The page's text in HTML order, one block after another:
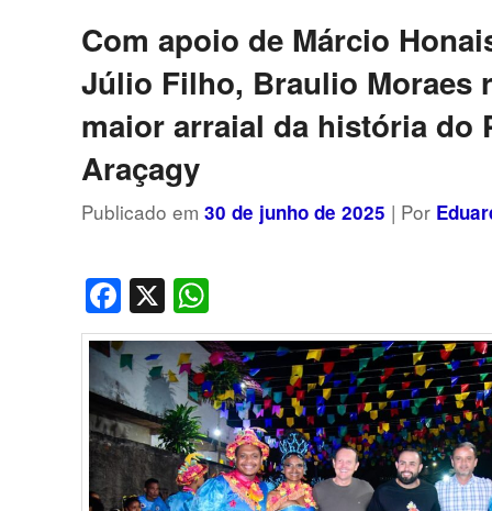
Com apoio de Márcio
Júlio Filho, Braulio Moraes
maior arraial da história do
Araçagy
Publicado em30 de junho de 2025 | Por
Facebook
X